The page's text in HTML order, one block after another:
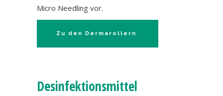
Micro Needling vor.
Zu den Dermarollern
Desinfektionsmittel